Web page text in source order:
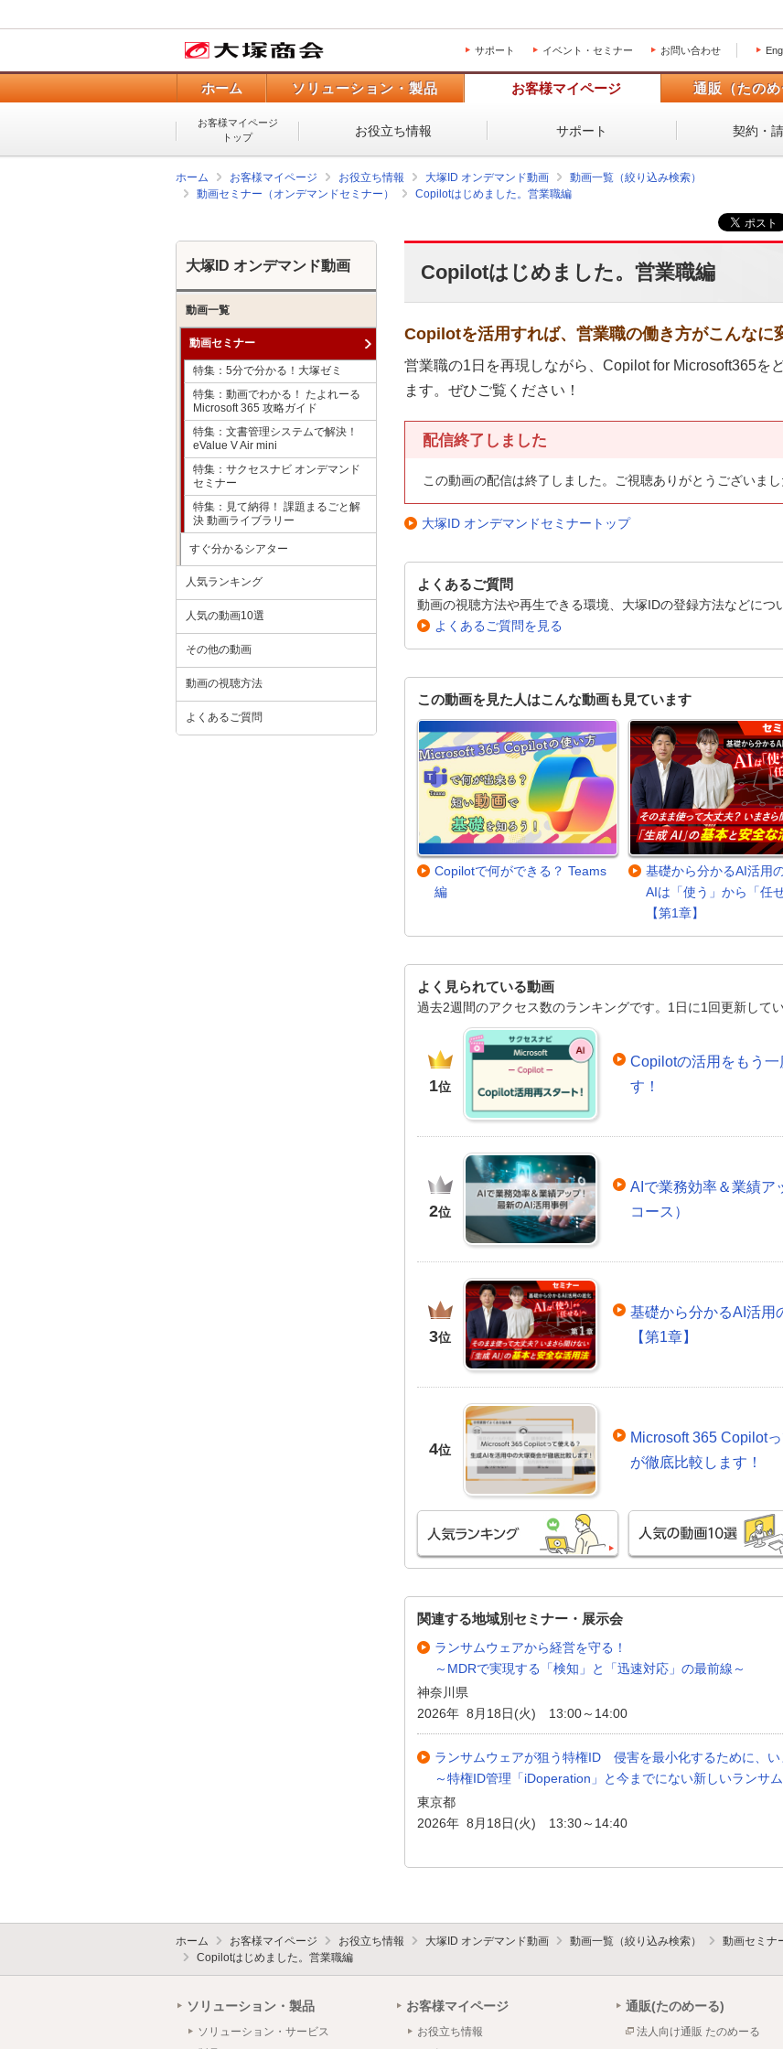
サポート イベント・セミナー お問い合わせ
ホーム ソリューション・製品 お客様マイページ 通販（たのめ
お客様マイページ
トップ
お役立ち情報 サポート 契約・
ホーム お客様マイページ お役立ち情報 大塚ID オンデマンド動画
動画一覧（絞り込み検索）
動画セミナー（オンデマンドセミナー）
Copilotはじめました。営業職編
Copilotはじめました。営業職編
Copilotを活用すれば、営業職の働き方がこんなに
営業職の1日を再現しながら、Copilot for Microsoft365を
ます。ぜひご覧ください！
配信終了しました
この動画の配信は終了しました。ご視聴ありがとうございまし
大塚ID オンデマンドセミナートップ
よくあるご質問
動画の視聴方法や再生できる環境、大塚IDの登録方法などにつ
よくあるご質問を見る
この動画を見た人はこんな動画も見ています
Copilotで何ができる？ Teams
編
基礎から分かるAI活用
AIは「使う」から「任
【第1章】
よく見られている動画
過去2週間のアクセス数のランキングです。1日に1回更新してい
1位
Copilotの活用をもう
す！
2位
AIで業務効率＆業績ア
コース）
3位
基礎から分かるAI活
【第1章】
4位
Microsoft 365 Copilot
が徹底比較します！
関連する地域別セミナー・展示会
ランサムウェアから経営を守る！
～MDRで実現する「検知」と「迅速対応」の最前線～
神奈川県
2026年 8月18日(火) 13:00～14:00
ランサムウェアが狙う特権ID 侵害を最小化するために、い
～特権ID管理「iDoperation」と今までにない新しいランサ
東京都
2026年 8月18日(火) 13:30～14:40
大塚ID オンデマンド動画
動画一覧
動画セミナー
特集：5分で分かる！大塚ゼミ
特集：動画でわかる！ たよれーる
Microsoft 365 攻略ガイド
特集：文書管理システムで解決！
eValue V Air mini
特集：サクセスナビ オンデマンド
セミナー
特集：見て納得！ 課題まるごと解
決 動画ライブラリー
すぐ分かるシアター
人気ランキング
人気の動画10選
その他の動画
動画の視聴方法
よくあるご質問
ホーム お客様マイページ お役立ち情報 大塚ID オンデマンド動画 動画一覧（絞り込み検索）
動画セミナ
Copilotはじめました。営業職編
ソリューション・製品
ソリューション・サービス
お客様マイページ
お役立ち情報
通販(たのめーる)
法人向け通販 たのめーる